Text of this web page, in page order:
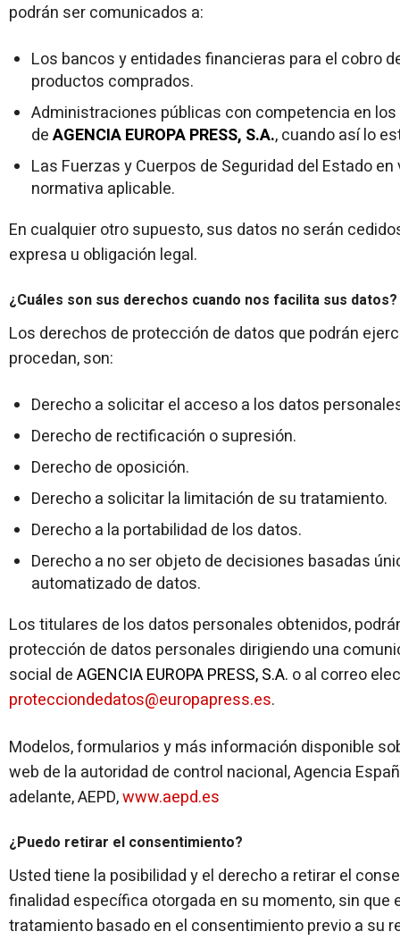
podrán ser comunicados a:
Los bancos y entidades financieras para el cobro
productos comprados.
Administraciones públicas con competencia en
deAGENCIA EUROPA PRESS, S.A., cuando así lo
Las Fuerzas y Cuerpos de Seguridad del Estado
normativa aplicable.
En cualquier otro supuesto, sus datos no serán
expresa u obligación legal.
¿Cuáles son sus derechos cuando nos facilita sus datos?
Los derechos de protección de datos que podrán
procedan, son:
Derecho a solicitar el acceso a los datos
Derecho de rectificación o supresión.
Derecho de oposición.
Derecho a solicitar la limitación de su tratamiento.
Derecho a la portabilidad de los datos.
Derecho a no ser objeto de decisiones basadas
automatizado de datos.
Los titulares de los datos personales obtenidos,
protección de datos personales dirigiendo una
social deAGENCIA EUROPA PRESS, S.A. o al correo
protecciondedatos@europapress.es.
Modelos, formularios y más información disponible
web de la autoridad de control nacional, Agencia
adelante, AEPD,www.aepd.es
¿Puedo retirar el consentimiento?
Usted tiene la posibilidad y el derecho a retirar el
finalidad específica otorgada en su momento, sin que
tratamiento basado en el consentimiento previo a su